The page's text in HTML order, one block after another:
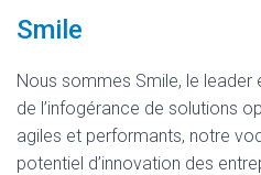
Smile
Nous sommes Smile, le leader
de l’infogérance de solutions
agiles et performants, notre
potentiel d’innovation des